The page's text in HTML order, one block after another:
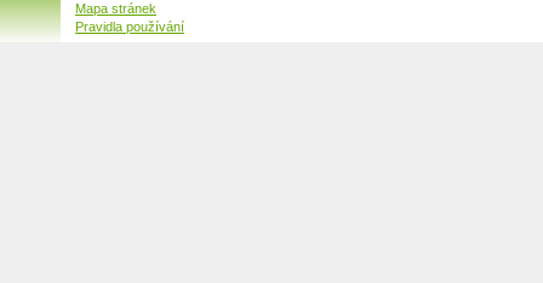
Mapa stránek
Pravidla používání